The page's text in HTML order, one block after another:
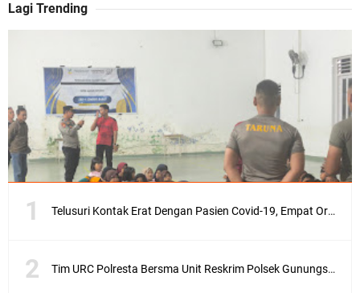
Lagi Trending
Telusuri Kontak Erat Dengan Pasien Covid-19, Empat Orang di Desa Kedaro Sekotong Dirapid
Tim URC Polresta Bersma Unit Reskrim Polsek Gunungsari Tangkap Pelaku Curanmor